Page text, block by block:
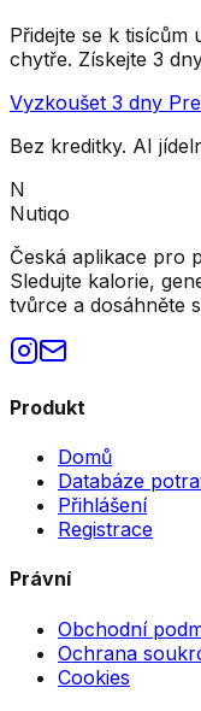
Přidejte se k tisícům
chytře. Získejte 3
Vyzkoušet 3 dny
Bez kreditky. AI
N
Nutiqo
Česká aplikace pro
Sledujte kalorie,
tvůrce a dosáhněte
Produkt
Domů
Databáze
Přihlášení
Registrace
Právní
Obchodní
Ochrana
Cookies